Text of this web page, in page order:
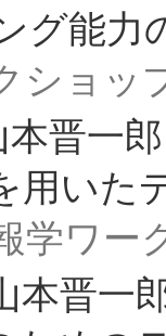
グ能力
ショッ
本晋一郎
用いた
学ワー
本晋一